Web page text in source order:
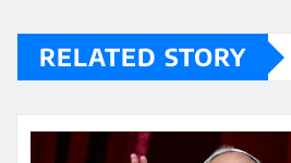
RELATED STORY